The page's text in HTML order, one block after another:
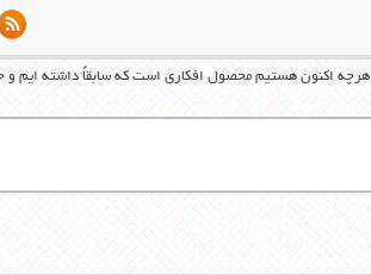
هرچه اکنون هستیم محصول افکاری است که سابقاً داشته ایم و